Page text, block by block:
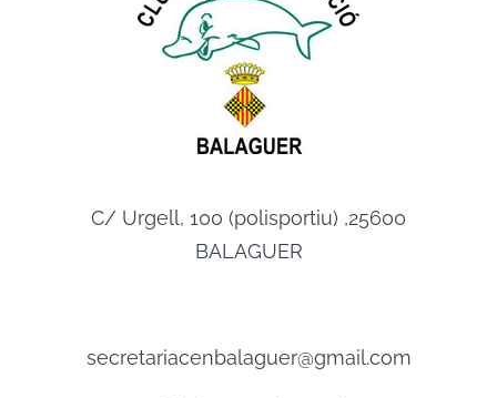
C/ Urgell, 100 (polisportiu) ,25600
BALAGUER
secretariacenbalaguer@gmail.com